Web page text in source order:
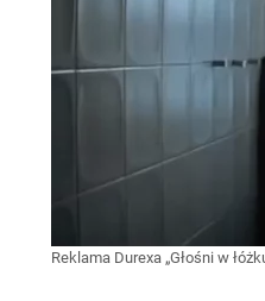
Reklama Durexa „Głośni w